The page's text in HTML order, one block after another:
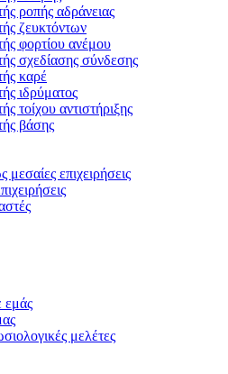
ροπής αδράνειας
ζευκτόντων
φορτίου ανέμου
σχεδίασης σύνδεσης
καρέ
ιδρύματος
τοίχου αντιστήριξης
βάσης
μεσαίες επιχειρήσεις
εμάς
μελέτες